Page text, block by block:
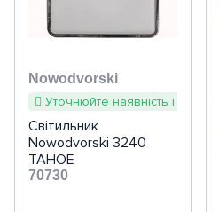
Nowodvorski
Уточнюйте наявність і терміни
Світильник
Nowodvorski 3240
TAHOE
70730